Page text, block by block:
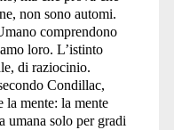
non sono automi.
comprendono
loro. L’istinto
di raziocinio.
Condillac,
la mente: la mente
umana solo per gradi